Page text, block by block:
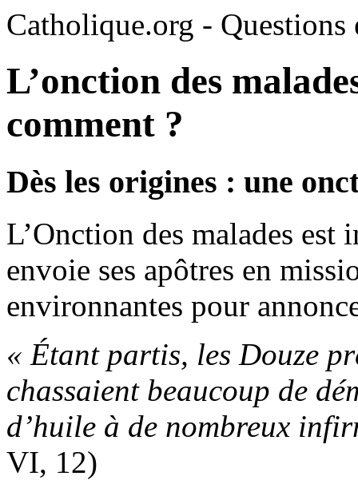
Catholique.org - Questions
L’onction des
comment ?
Dès les origines : une
L’Onction des malades est
envoie ses apôtres en
environnantes pour
« Étant partis, les Douze
chassaient beaucoup de
d’huile à de nombreux
VI, 12)